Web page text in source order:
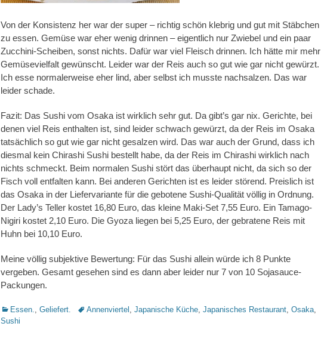
Von der Konsistenz her war der super – richtig schön klebrig und gut mit Stäbchen
zu essen. Gemüse war eher wenig drinnen – eigentlich nur Zwiebel und ein paar
Zucchini-Scheiben, sonst nichts. Dafür war viel Fleisch drinnen. Ich hätte mir mehr
Gemüsevielfalt gewünscht. Leider war der Reis auch so gut wie gar nicht gewürzt.
Ich esse normalerweise eher lind, aber selbst ich musste nachsalzen. Das war
leider schade.
Fazit: Das Sushi vom Osaka ist wirklich sehr gut. Da gibt’s gar nix. Gerichte, bei
denen viel Reis enthalten ist, sind leider schwach gewürzt, da der Reis im Osaka
tatsächlich so gut wie gar nicht gesalzen wird. Das war auch der Grund, dass ich
diesmal kein Chirashi Sushi bestellt habe, da der Reis im Chirashi wirklich nach
nichts schmeckt. Beim normalen Sushi stört das überhaupt nicht, da sich so der
Fisch voll entfalten kann. Bei anderen Gerichten ist es leider störend. Preislich ist
das Osaka in der Liefervariante für die gebotene Sushi-Qualität völlig in Ordnung.
Der Lady’s Teller kostet 16,80 Euro, das kleine Maki-Set 7,55 Euro. Ein Tamago-
Nigiri kostet 2,10 Euro. Die Gyoza liegen bei 5,25 Euro, der gebratene Reis mit
Huhn bei 10,10 Euro.
Meine völlig subjektive Bewertung: Für das Sushi allein würde ich 8 Punkte
vergeben. Gesamt gesehen sind es dann aber leider nur 7 von 10 Sojasauce-
Packungen.
Kategorien
Essen., Geliefert. Schlagworte
Annenviertel , Japanische Küche, Japanisches Restaurant, Osaka,
Sushi